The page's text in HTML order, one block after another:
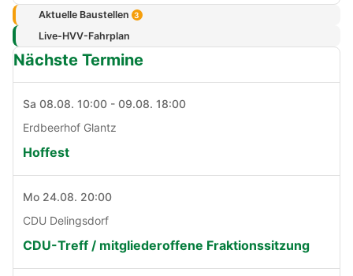
Aktuelle Baustellen 3
Live-HVV-Fahrplan
Nächste Termine
Sa 08.08. 10:00 - 09.08. 18:00
Erdbeerhof Glantz
Hoffest
Mo 24.08. 20:00
CDU Delingsdorf
CDU-Treff / mitgliederoffene Fraktionssitzung